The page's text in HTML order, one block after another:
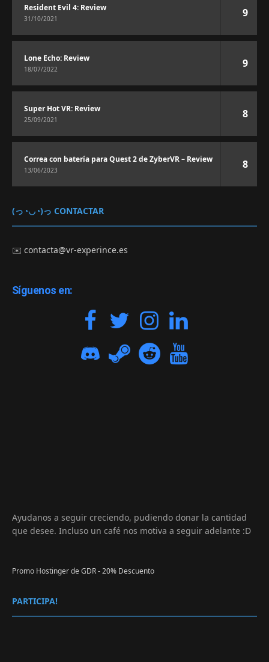
Resident Evil 4: Review
31/10/2021 9
Lone Echo: Review
18/07/2022 9
Super Hot VR: Review
25/09/2021 8
Correa con batería para Quest 2 de ZyberVR – Review
13/06/2023 8
(っ◔◡◔)っ CONTACTAR
✉️contacta@vr-experince.es
Síguenos en:
Ayudanos a seguir creciendo, pudiendo donar la cantidad
que desee. Incluso un café nos motiva a seguir adelante :D
Promo Hostinger de GDR - 20% Descuento
PARTICIPA!